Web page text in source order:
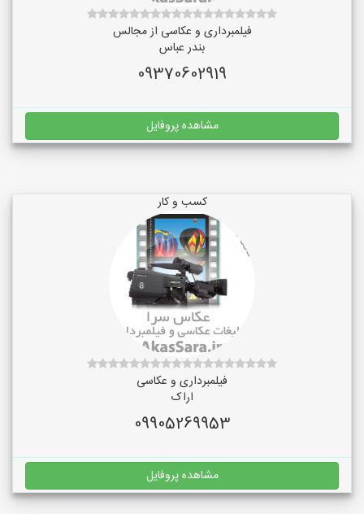
فیلمبرداری و عکاسی از مجالس
بندر عباس
09370602919
مشاهده پروفایل
کسب و کار
فیلمبرداری و عکاسی
اراک
09905269953
مشاهده پروفایل